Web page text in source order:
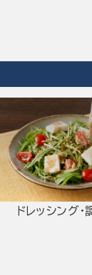
ドレッシング・